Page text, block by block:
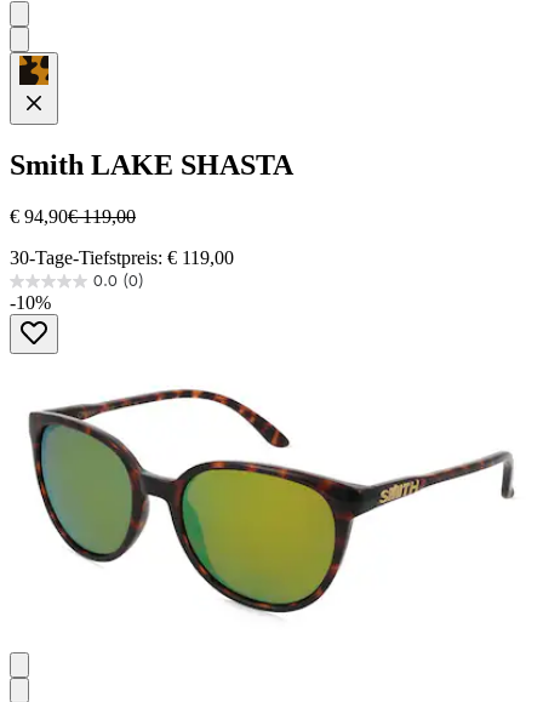
Smith LAKE SHASTA
€ 94,90€ 119,00
30-Tage-Tiefstpreis: € 119,00
0.0 (0)
0.0
von
Sternen.
-10%